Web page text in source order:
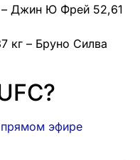
– Джин Ю Фрей 52,61
кг – Бруно Силва
эфире